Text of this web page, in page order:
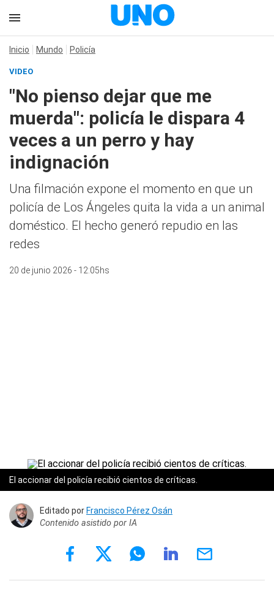
Inicio Mundo Policía
VIDEO
"No pienso dejar que me
muerda": policía le dispara 4
veces a un perro y hay
indignación
Una filmación expone el momento en que un
policía de Los Ángeles quita la vida a un animal
doméstico. El hecho generó repudio en las
redes
20 de junio 2026 - 12:05hs
El accionar del policía recibió cientos de críticas.
Editado porFrancisco Pérez Osán
Contenido asistido por IA